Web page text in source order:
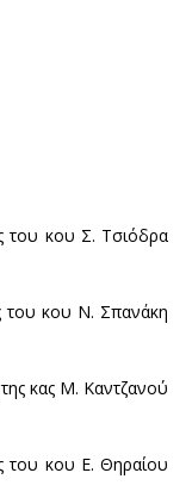
του κου Σ. Τσιόδρα
του κου Ν. Σπανάκη
κας Μ. Καντζανού
του κου Ε. Θηραίου